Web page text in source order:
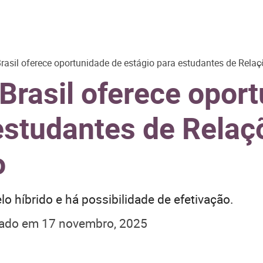
oferece oportunidade de estágio para estudantes de
oferece
de
híbrido e há possibilidade de efetivação.
em 17 novembro, 2025